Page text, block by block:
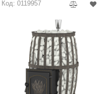
Код: 0119957